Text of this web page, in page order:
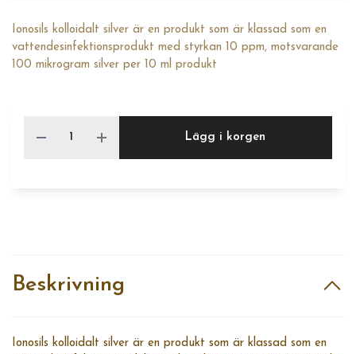
Ionosils kolloidalt silver är en produkt som är klassad som en
vattendesinfektionsprodukt med styrkan 10 ppm, motsvarande
100 mikrogram silver per 10 ml produkt
Lägg i korgen
Beskrivning
Ionosils kolloidalt silver är en produkt som är klassad som en